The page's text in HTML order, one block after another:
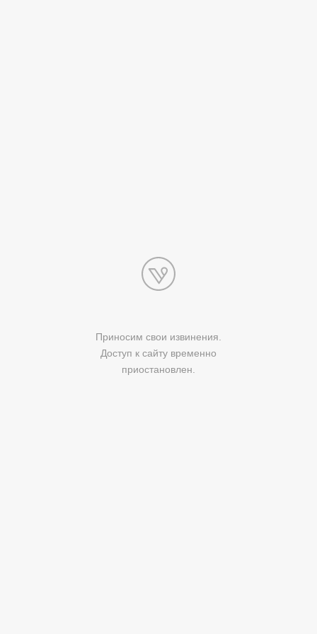
Приносим свои извинения.
Доступ к сайту временно
приостановлен.